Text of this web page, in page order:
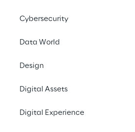
Cybersecurity
Data World
Design
Digital Assets
Digital Experience